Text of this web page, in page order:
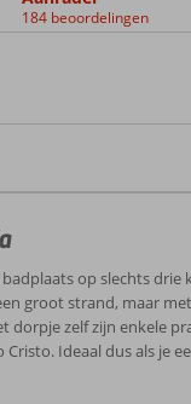
184 beoordelingen
op slechts
groot strand, maar
zelf zijn enkele
Ideaal dus als je